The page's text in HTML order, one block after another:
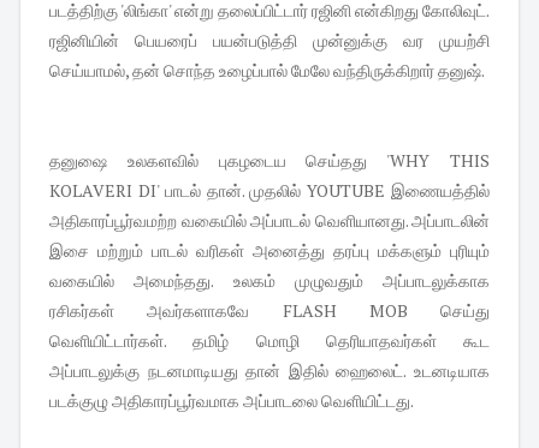
படத்திற்கு 'லிங்கா' என்று தலைப்பிட்டார் ரஜினி என்கிறது கோலிவுட்.
ரஜினியின் பெயரைப் பயன்படுத்தி முன்னுக்கு வர முயற்சி
செய்யாமல், தன் சொந்த உழைப்பால் மேலே வந்திருக்கிறார் தனுஷ்.
தனுஷை உலகளவில் புகழடைய செய்தது 'WHY THIS
KOLAVERI DI' பாடல் தான். முதலில் YOUTUBE இணையத்தில்
அதிகாரப்பூர்வமற்ற வகையில் அப்பாடல் வெளியானது. அப்பாடலின்
இசை மற்றும் பாடல் வரிகள் அனைத்து தரப்பு மக்களும் புரியும்
வகையில் அமைந்தது. உலகம் முழுவதும் அப்பாடலுக்காக
ரசிகர்கள் அவர்களாகவே FLASH MOB செய்து
வெளியிட்டார்கள். தமிழ் மொழி தெரியாதவர்கள் கூட
அப்பாடலுக்கு நடனமாடியது தான் இதில் ஹைலைட். உடனடியாக
படக்குழு அதிகாரப்பூர்வமாக அப்பாடலை வெளியிட்டது.